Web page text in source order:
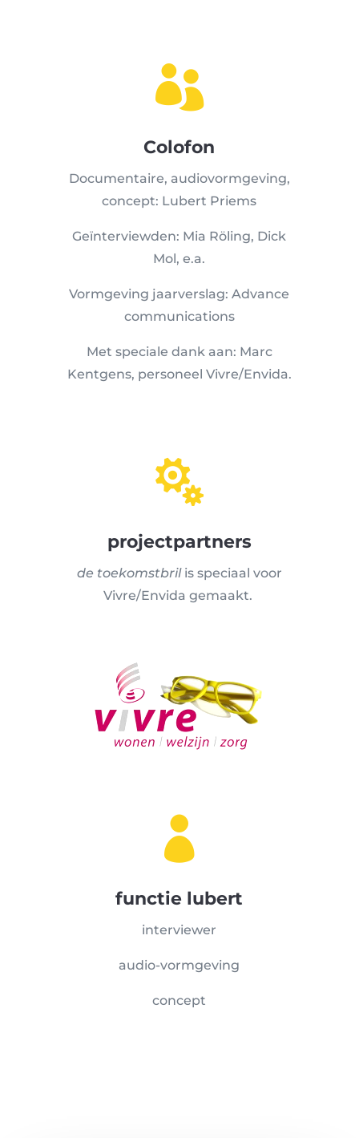

Colofon
Documentaire, audiovormgeving,
concept: Lubert Priems
Geïnterviewden: Mia Röling, Dick
Mol, e.a.
Vormgeving jaarverslag: Advance
communications
Met speciale dank aan: Marc
Kentgens, personeel Vivre/Envida.

projectpartners
de toekomstbrilis speciaal voor
Vivre/Envida gemaakt.

functie lubert
interviewer
audio-vormgeving
concept